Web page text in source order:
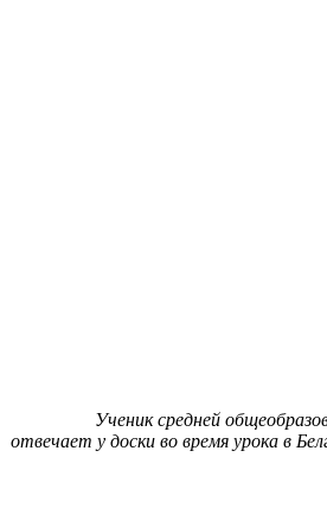
Ученик средней
отвечает у доски во время урока в